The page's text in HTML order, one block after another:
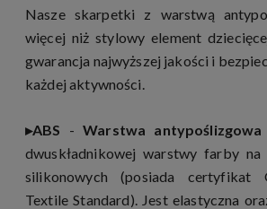
Nasze skarpetki z warstwą
więcej niż stylowy element
gwarancja najwyższej jakości i
każdej aktywności.
▸ABS -Warstwa antypoślizgowa
dwuskładnikowej warstwy farby
silikonowych (posiada certyfikat
Textile Standard). Jest elastyczna